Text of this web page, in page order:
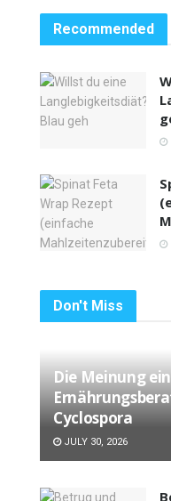
Recommended
Don't Miss
Die Meinung
Cyclospora
JULY 30, 2026